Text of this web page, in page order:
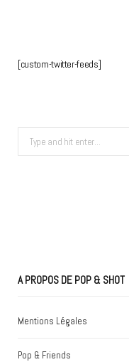
[custom-twitter-feeds]
Search
for:
A PROPOS DE POP & SHOT
Mentions Légales
Pop & Friends